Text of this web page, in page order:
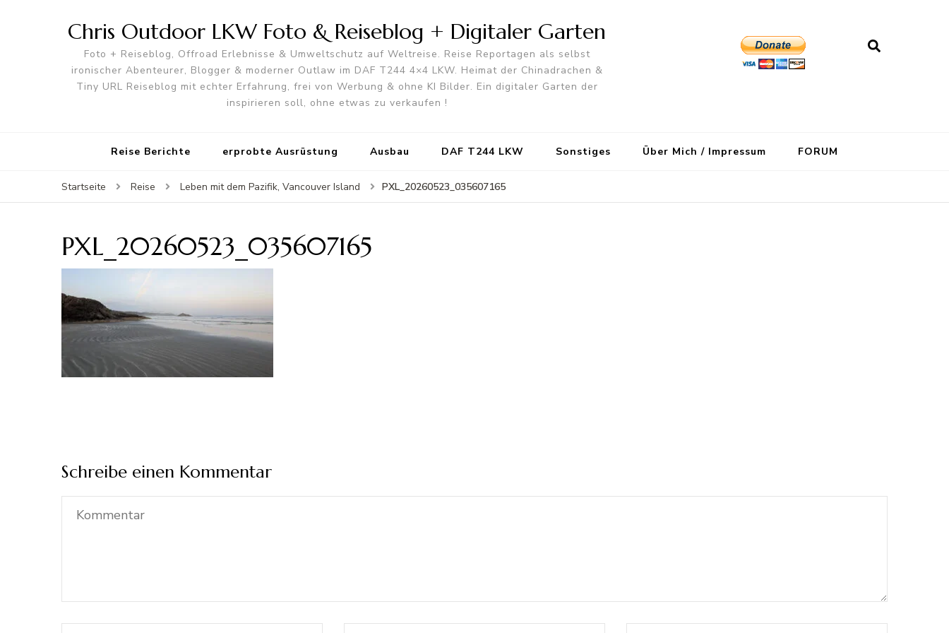
Chris Outdoor LKW Foto & Reiseblog + Digitaler Garten
Foto + Reiseblog, Offroad Erlebnisse & Umweltschutz auf Weltreise. Reise Reportagen als selbst
ironischer Abenteurer, Blogger & moderner Outlaw im DAF T244 4×4 LKW. Heimat der Chinadrachen &
Tiny URL Reiseblog mit echter Erfahrung, frei von Werbung & ohne KI Bilder. Ein digitaler Garten der
inspirieren soll, ohne etwas zu verkaufen !
Reise Berichte erprobte Ausrüstung Ausbau DAF T244 LKW Sonstiges Über Mich / Impressum FORUM
Startseite Reise Leben mit dem Pazifik, Vancouver Island PXL_20260523_035607165
PXL_20260523_035607165
Schreibe einen Kommentar